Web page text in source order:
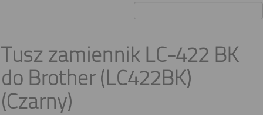
Sklep internetowy
Tusz zamiennik LC-422 BK
do Brother (LC422BK)
(Czarny)